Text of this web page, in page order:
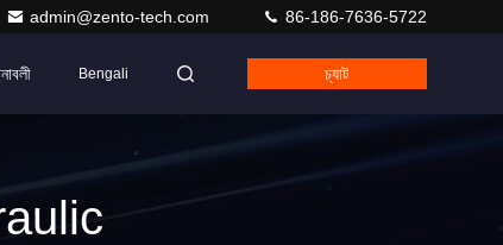
admin@zento-tech.com 86-186-7636-5722
Bengali চ্যাট